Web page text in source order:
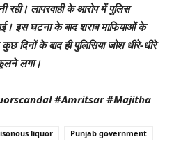
रही। लापरवाही के आरोप में पुलिस
गई। इस घटना के बाद शराब माफियाओं के
दिनों के बाद ही पुलिसिया जोश धीरे-धीरे
लगा।
#Amritsar #Majitha
liquor Punjab government